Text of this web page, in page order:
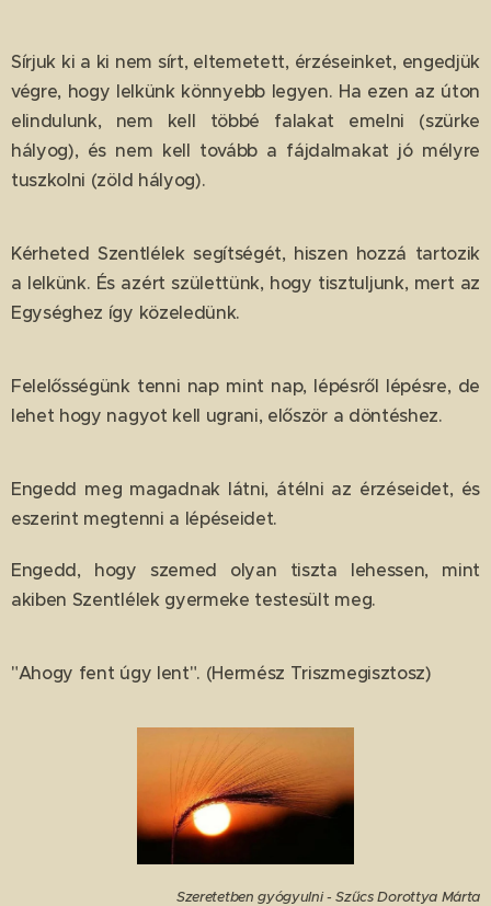
Sírjuk ki a ki nem sírt, eltemetett, érzéseinket, engedjük
végre, hogy lelkünk könnyebb legyen. Ha ezen az úton
elindulunk, nem kell többé falakat emelni (szürke
hályog), és nem kell tovább a fájdalmakat jó mélyre
tuszkolni (zöld hályog).
Kérheted Szentlélek segítségét, hiszen hozzá tartozik
a lelkünk. És azért születtünk, hogy tisztuljunk, mert az
Egységhez így közeledünk.
Felelősségünk tenni nap mint nap, lépésről lépésre, de
lehet hogy nagyot kell ugrani, először a döntéshez.
Engedd meg magadnak látni, átélni az érzéseidet, és
eszerint megtenni a lépéseidet.
Engedd, hogy szemed olyan tiszta lehessen, mint
akiben Szentlélek gyermeke testesült meg.
"Ahogy fent úgy lent". (Hermész Triszmegisztosz)
Szeretetben gyógyulni - Szűcs Dorottya Márta